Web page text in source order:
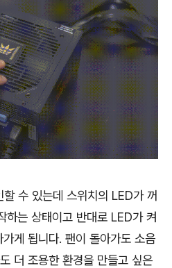
수 있는데 스위치의 LED가 꺼
하는 상태이고 반대로 LED가 켜
게 됩니다. 팬이 돌아가도 소음
더 조용한 환경을 만들고 싶은